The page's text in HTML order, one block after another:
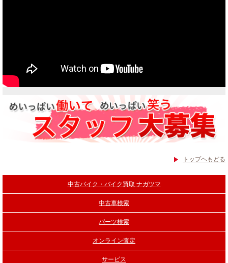
トップヘもどる
中古バイク・バイク買取 ナガツマ
中古車検索
パーツ検索
オンライン査定
サービス